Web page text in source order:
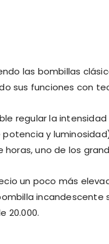
las bombillas
sus funciones con
regular la intensidad
y
uno de los
un poco más
incandescente
20.000.